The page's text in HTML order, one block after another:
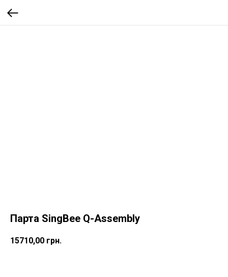
Парта SingBee Q-Assembly
15710,00 грн.